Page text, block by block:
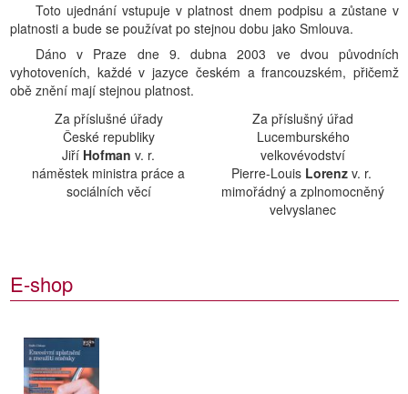
Toto ujednání vstupuje v platnost dnem podpisu a zůstane v
platnosti a bude se používat po stejnou dobu jako Smlouva.
Dáno v Praze dne 9. dubna 2003 ve dvou původních
vyhotoveních, každé v jazyce českém a francouzském, přičemž
obě znění mají stejnou platnost.
Za příslušné úřady
České republiky
Jiří Hofman v. r.
náměstek ministra práce a
sociálních věcí
Za příslušný úřad
Lucemburského
velkovévodství
Pierre-Louis Lorenzv. r.
mimořádný a zplnomocněný
velvyslanec
E-shop